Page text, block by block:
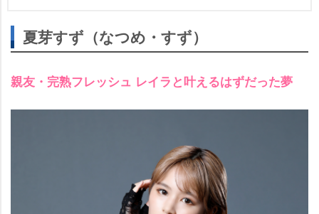
夏芽すず（なつめ・すず）
親友・完熟フレッシュ レイラと叶えるはずだった夢